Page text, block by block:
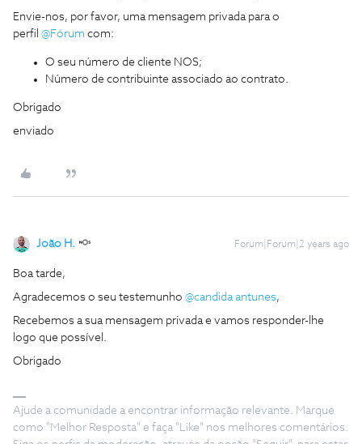
Envie-nos, por favor, uma mensagem privada para o
perfil @Fórum com:
O seu número de cliente NOS;
Número de contribuinte associado ao contrato.
Obrigado
enviado
João H. Forum|Forum|2 years ago
Boa tarde,
Agradecemos o seu testemunho @candida antunes,
Recebemos a sua mensagem privada e vamos responder-lhe
logo que possível.
Obrigado
Ajude a comunidade a encontrar informação relevante. Marque
como "Melhor Resposta" e faça "Like" nos melhores comentários.